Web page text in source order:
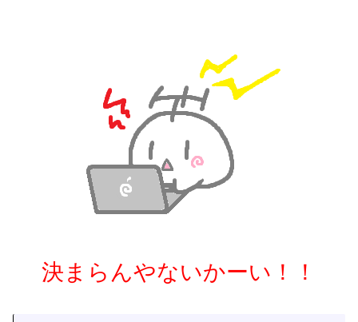
決まらんやないかーい！！